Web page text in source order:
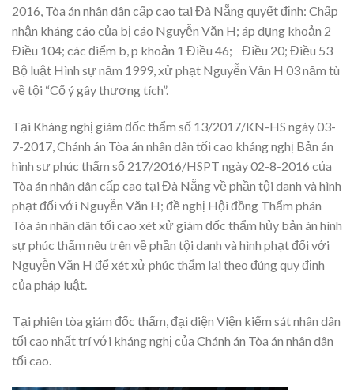
2016, Tòa án nhân dân cấp cao tại Đà Nẵng quyết định: Chấp
nhận kháng cáo của bị cáo Nguyễn Văn H; áp dụng khoản 2
Điều 104; các điểm b, p khoản 1 Điều 46; Điều 20; Điều 53
Bộ luật Hình sự năm 1999, xử phạt Nguyễn Văn H 03 năm tù
về tội “Cố ý gây thương tích”.
Tại Kháng nghị giám đốc thẩm số 13/2017/KN-HS ngày 03-
7-2017, Chánh án Tòa án nhân dân tối cao kháng nghị Bản án
hình sự phúc thẩm số 217/2016/HSPT ngày 02-8-2016 của
Tòa án nhân dân cấp cao tại Đà Nẵng về phần tội danh và hình
phạt đối với Nguyễn Văn H; đề nghị Hội đồng Thẩm phán
Tòa án nhân dân tối cao xét xử giám đốc thẩm hủy bản án hình
sự phúc thẩm nêu trên về phần tội danh và hình phạt đối với
Nguyễn Văn H để xét xử phúc thẩm lại theo đúng quy định
của pháp luật.
Tại phiên tòa giám đốc thẩm, đại diện Viện kiểm sát nhân dân
tối cao nhất trí với kháng nghị của Chánh án Tòa án nhân dân
tối cao.